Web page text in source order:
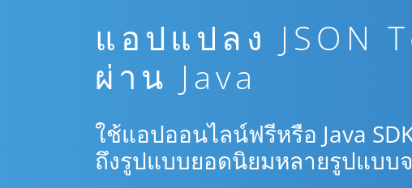
แอปแปลง JSON
ผ่าน Java
ใช้แอปออนไลน์ฟรีหรือ Java
ถึงรูปแบบยอดนิยมหลายรูปแบบ